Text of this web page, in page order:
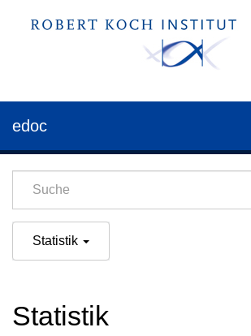
edoc
Statistik
Statistik